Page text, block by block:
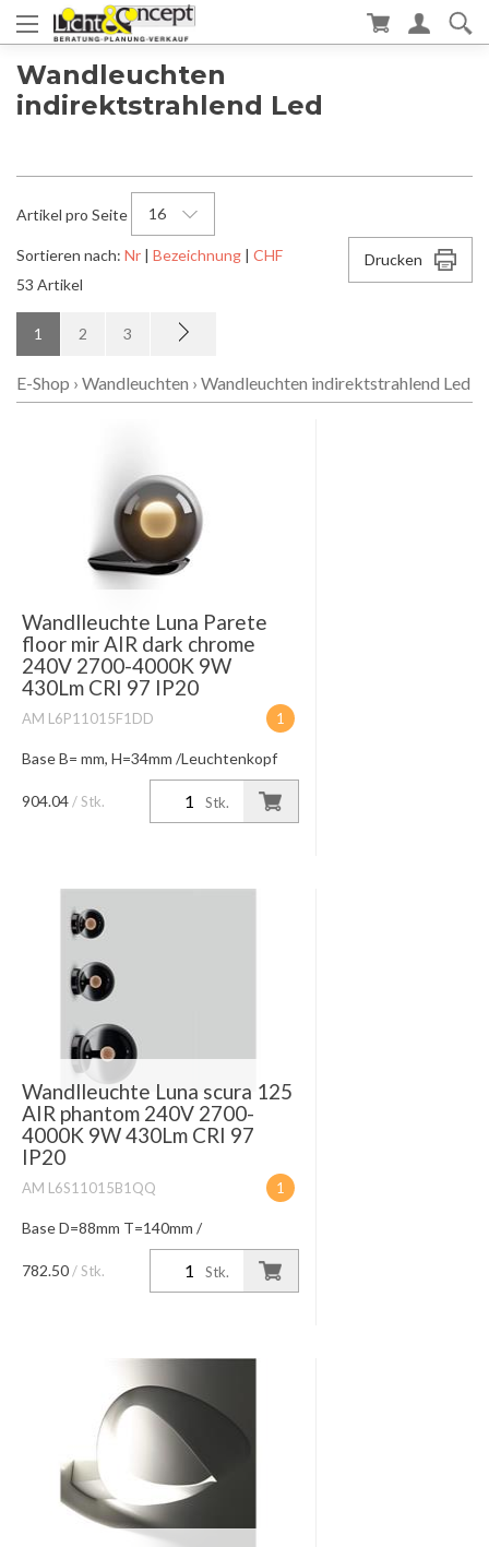
Wandleuchten
indirektstrahlend Led
Artikel pro Seite 16
Drucken
Sortieren nach: Nr | Bezeichnung | CHF
53 Artikel
1 2 3
E-Shop › Wandleuchten › Wandleuchten indirektstrahlend Led
Wandlleuchte Luna Parete
floor mir AIR dark chrome
240V 2700-4000K 9W
430Lm CRI 97 IP20
1
AM L6P11015F1DD
Base B= mm, H=34mm /Leuchtenkopf
D=125mm Floor mirrored / gerichtetes
blendfreies UP Light occhio AIR oder
Stk.
904.04 / Stk.
Wandlleuchte Luna scura 125
AIR phantom 240V 2700-
4000K 9W 430Lm CRI 97
IP20
1
AM L6S11015B1QQ
Base D=88mm T=140mm /
Leuchtenkopf D=125mm head mirrored
wall / blendfreies Blacklight occhio AIR
Stk.
782.50 / Stk.